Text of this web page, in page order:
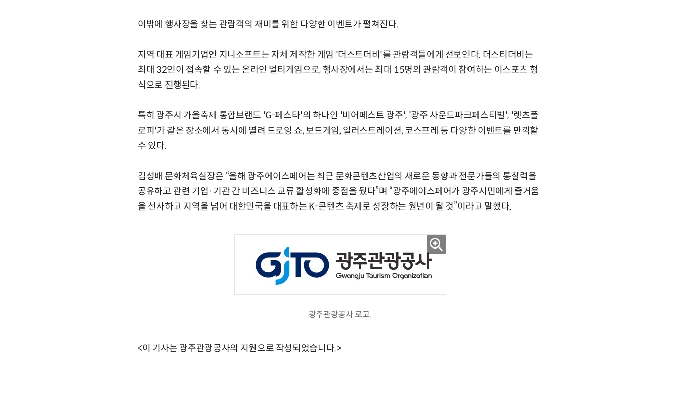
이밖에 행사장을 찾는 관람객의 재미를 위한 다양한 이벤트가 펼쳐진다.
지역 대표 게임기업인 지니소프트는 자체 제작한 게임 '더스트더비'를 관람객들에게 선보인다. 더스티더비는
최대 32인이 접속할 수 있는 온라인 멀티게임으로, 행사장에서는 최대 15명의 관람객이 참여하는 이스포츠 형
식으로 진행된다.
특히 광주시 가을축제 통합브랜드 'G-페스타'의 하나인 '비어페스트 광주', '광주 사운드파크페스티벌', '렛츠플
로피'가 같은 장소에서 동시에 열려 드로잉 쇼, 보드게임, 일러스트레이션, 코스프레 등 다양한 이벤트를 만끽할
수 있다.
김성배 문화체육실장은 “올해 광주에이스페어는 최근 문화콘텐츠산업의 새로운 동향과 전문가들의 통찰력을
공유하고 관련 기업·기관 간 비즈니스 교류 활성화에 중점을 뒀다”며 “광주에이스페어가 광주시민에게 즐거움
을 선사하고 지역을 넘어 대한민국을 대표하는 K-콘텐츠 축제로 성장하는 원년이 될 것”이라고 말했다.
광주관광공사 로고.
<이 기사는 광주관광공사의 지원으로 작성되었습니다.>